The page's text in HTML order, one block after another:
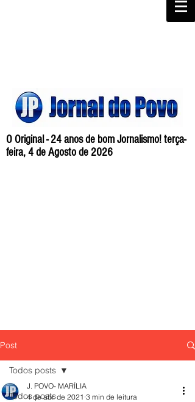
O Original - 24 anos de bom Jornalismo! terça-
feira, 4 de Agosto de 2026
Post
Todos posts
Todos posts
J. POVO- MARÍLIA
4 de abr. de 2021 3 min de leitura